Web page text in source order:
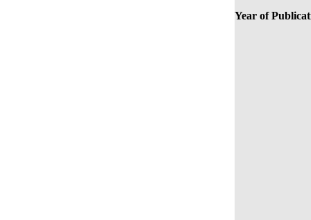
Year of